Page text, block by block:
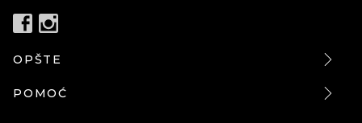
OPŠTE
POMOĆ